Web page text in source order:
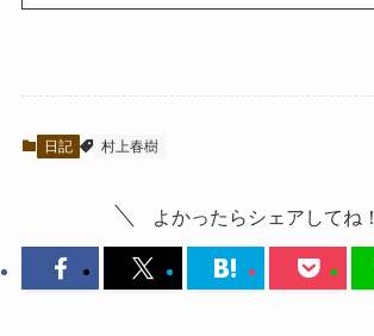
日記 村上春樹
よかったらシェアしてね！